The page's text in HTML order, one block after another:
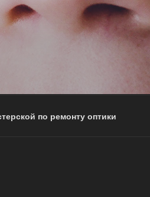
по ремонту оптики